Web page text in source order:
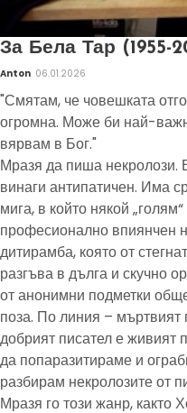
За Бела Тар (1955-
Anton 06.01.2026
"Смятам, че човешката
огромна. Може би най-
вярвам в Бог."
Мразя да пиша
винаги антипатичен. Има
мига, в който някой
професионално впиянчен
дитирамба, която от
разгъва в дълга и скучно
от анонимни подметки
поза. По линия – мъртвият
добрият писател е живият
да попаразитираме и
разбирам некролозите от
Мразя го този жанр,